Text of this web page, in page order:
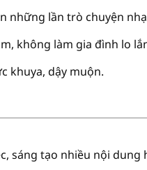
những lần trò chuyện
không làm gia đình lo
khuya, dậy muộn.
sáng tạo nhiều nội dung